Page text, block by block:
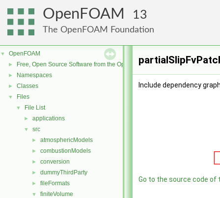
OpenFOAM 13
The OpenFOAM Foundation
▼ OpenFOAM
► Free, Open Source Software from the OpenFOAM Foundation
► Namespaces
► Classes
▼ Files
▼ File List
► applications
▼ src
► atmosphericModels
► combustionModels
► conversion
► dummyThirdParty
► fileFormats
▼ finiteVolume
Include dependency
Go to the source code of